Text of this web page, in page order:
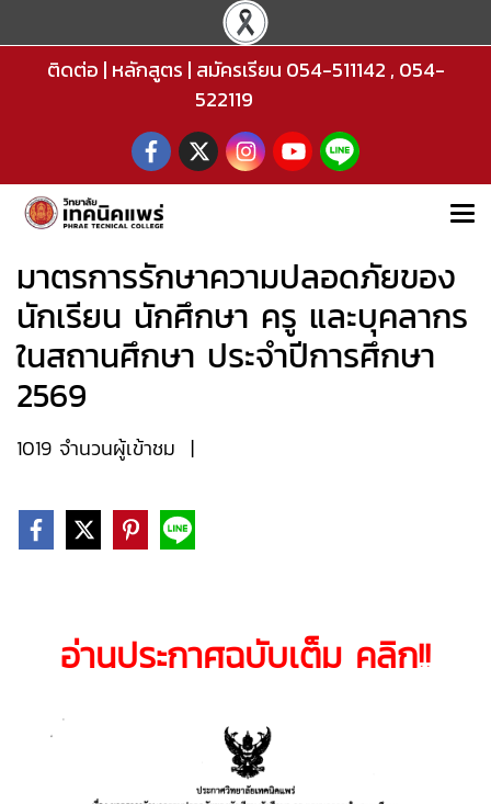
ติดต่อ | หลักสูตร | สมัครเรียน 054-511142 , 054-
522119
มาตรการรักษาความปลอดภัยของ
นักเรียน นักศึกษา ครู และบุคลากร
ในสถานศึกษา ประจำปีการศึกษา
2569
1019 จำนวนผู้เข้าชม |
อ่านประกาศฉบับเต็ม คลิก!!